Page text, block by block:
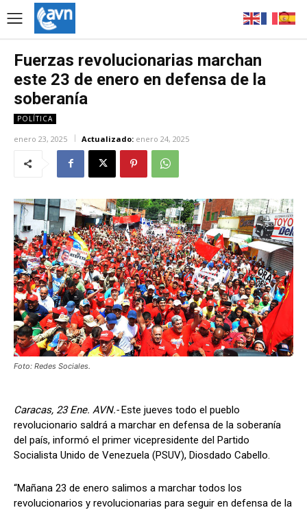
Fuerzas revolucionarias marchan
este 23 de enero en defensa de la
soberanía
POLÍTICA
enero 23, 2025 Actualizado: enero 24, 2025
Foto: Redes Sociales.
Caracas, 23 Ene. AVN.-Este jueves todo el pueblo
revolucionario saldrá a marchar en defensa de la soberanía
del país, informó el primer vicepresidente del Partido
Socialista Unido de Venezuela (PSUV), Diosdado Cabello.
“Mañana 23 de enero salimos a marchar todos los
revolucionarios y revolucionarias para seguir en defensa de la